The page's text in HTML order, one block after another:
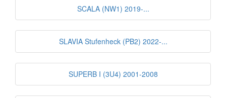
SCALA (NW1) 2019-...
SLAVIA Stufenheck (PB2) 2022-...
SUPERB I (3U4) 2001-2008